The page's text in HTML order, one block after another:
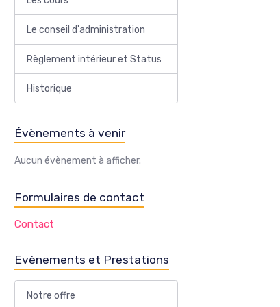
Le conseil d'administration
Règlement intérieur et Status
Historique
Évènements à venir
Aucun évènement à afficher.
Formulaires de contact
Contact
Evènements et Prestations
Notre offre